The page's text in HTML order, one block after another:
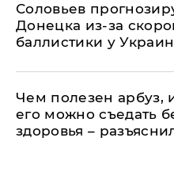
Соловьев
Донецка из-за
баллистики у
Чем полезен арбуз,
его можно съедать
здоровья –